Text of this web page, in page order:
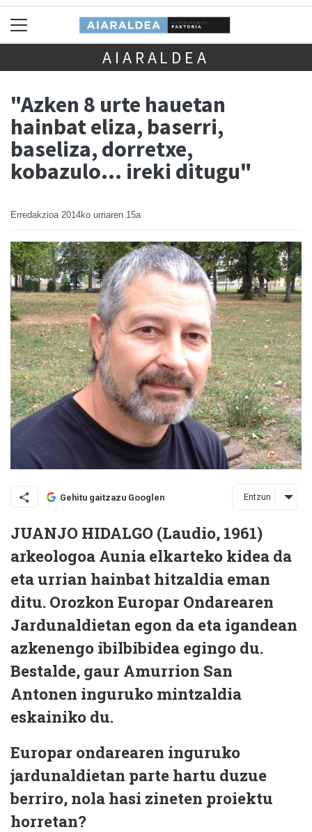
AIARALDEA
"Azken 8 urte hauetan
hainbat eliza, baserri,
baseliza, dorretxe,
kobazulo... ireki ditugu"
Erredakzioa 2014ko urriaren 15a
Gehitu gaitzazu Googlen Entzun
JUANJO HIDALGO (Laudio, 1961)
arkeologoa Aunia elkarteko kidea da
eta urrian hainbat hitzaldia eman
ditu. Orozkon Europar Ondarearen
Jardunaldietan egon da eta igandean
azkenengo ibilbibidea egingo du.
Bestalde, gaur Amurrion San
Antonen inguruko mintzaldia
eskainiko du.
Europar ondarearen inguruko
jardunaldietan parte hartu duzue
berriro, nola hasi zineten proiektu
horretan?